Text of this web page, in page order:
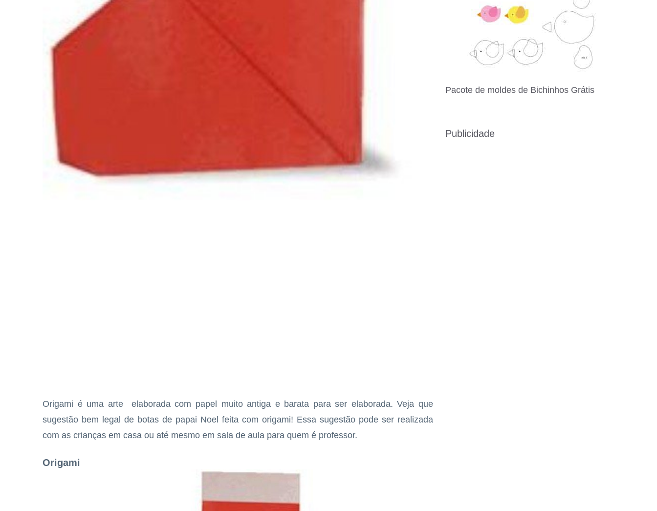
Origami é uma arte elaborada com papel muito antiga e barata para ser elaborada. Veja que
sugestão bem legal de botas de papai Noel feita com origami! Essa sugestão pode ser realizada
com as crianças em casa ou até mesmo em sala de aula para quem é professor.
Origami
Pacote de moldes de Bichinhos Grátis
Publicidade